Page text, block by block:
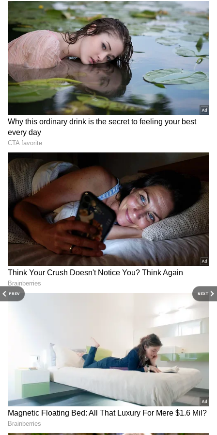
PREV NEXT
ఇదిలా ఉంటే తాజాగా ఆయనకు హీరోయిన్‌ ప్రపోజ్‌ చేసింది.
`అన్ని మంచి శకునములే` చిత్రంతో రేపు(మే 18)న
ఆడియెన్స్ ముందుకు రాబోతున్న హీరోయిన్‌ మాళవిక
నాయర్‌.. యాంకర్‌ ప్రదీప్‌కి ప్రపోజ్‌ చేయడం విశేషం.
ఎప్పుడు, ఎక్కడ అనేది చూస్తే, యాంకర్‌ ప్రదీప్‌ హోస్ట్ గా
`ఆహా`లో రన్‌ అవుతున్న షో `సర్కార్‌`. ప్రస్తుతం మూడో
సీజన్‌ నడుస్తుంది. దీనికి `అన్ని మంచి శకునములే` టీమ్‌
మెంబర్స్ దర్శకురాలు నందినిరెడ్డి, హీరో సంతోష్‌ శోభన్‌,
హీరోయిన్‌ మాళవిక నాయర్‌ హాజరయ్యారు. సినిమాని
ప్రమోట్‌ చేసే ప్రయత్నం చేశారు. ఈ క్రమంలో వీరితో తన
గేమ్‌ ఆడించాడు ప్రదీప్‌.
5
అయితే ఈ టీమ్‌ వచ్చిన ప్రారంభం నుంచి ప్రదీప్‌.. మాళవిక
నాయర్‌పై ప్రత్యేక ఇంట్రెస్ట్ చూపిస్తూ వచ్చాడు. ఆమె
మాట్లాడకపోతే డైరెక్టర్‌ని షాట్‌ చెప్పమని అడగ్గా, నువ్వే
మాట్లాడటం లేదని ఆమె చెప్పడంతో సిగ్గులతో ముగ్గేశాడు
ప్రదీప్‌. ఆడియెన్స్ ని `మీరు మిగిలిన వాళ్లతో మాట్లాడుతూ
ఉండండి` అని తాను మాళవికని చూసుకుంటానని ఆయన
ఎక్స్ ప్రెషన్స్ ఇవ్వడం, నందిని రెడ్డి.. `ప్రదీప్‌ నువ్వు హీరో
కూడా` అని చెప్పడంతో మరింత సిగ్గులొలికించాడు ప్రదీప్‌.
ఇది హైలైట్‌గా నిలిచింది.